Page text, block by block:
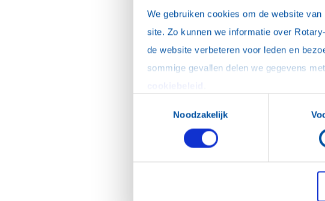
We gebruiken cookies om de website
site. Zo kunnen we informatie over
de website verbeteren voor leden en
Noodzakelijk